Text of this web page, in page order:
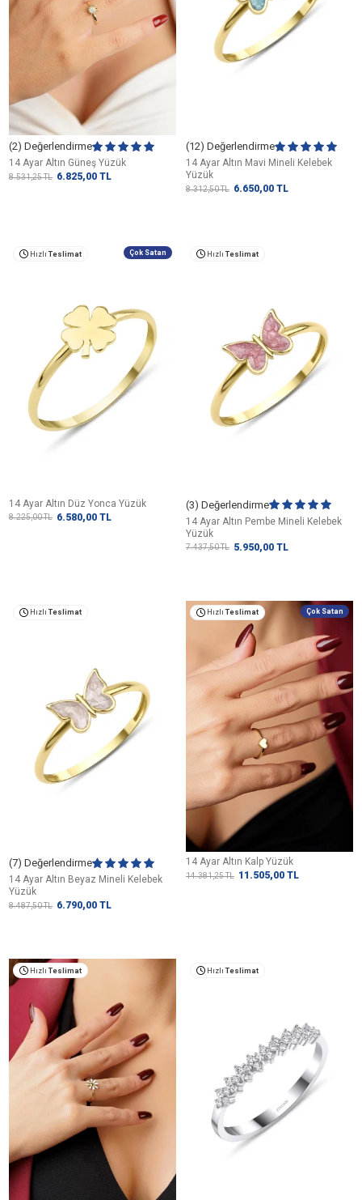
(2) Değerlendirme
14 Ayar Altın Güneş Yüzük
8.531,25TL 6.825,00 TL
(12) Değerlendirme
14 Ayar Altın Mavi Mineli Kelebek
Yüzük
8.312,50TL 6.650,00 TL
Hızlı Teslimat Çok Satan
14 Ayar Altın Düz Yonca Yüzük
8.225,00TL 6.580,00 TL
Hızlı Teslimat
(3) Değerlendirme
14 Ayar Altın Pembe Mineli Kelebek
Yüzük
7.437,50TL 5.950,00 TL
Hızlı Teslimat
(7) Değerlendirme
14 Ayar Altın Beyaz Mineli Kelebek
Yüzük
8.487,50TL 6.790,00 TL
Hızlı Teslimat Çok Satan
14 Ayar Altın Kalp Yüzük
14.381,25TL 11.505,00 TL
Hızlı Teslimat Hızlı Teslimat